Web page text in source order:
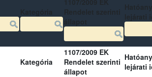
Kategória
1107/2009 EK
Rendelet szerinti
állapot
lejárati